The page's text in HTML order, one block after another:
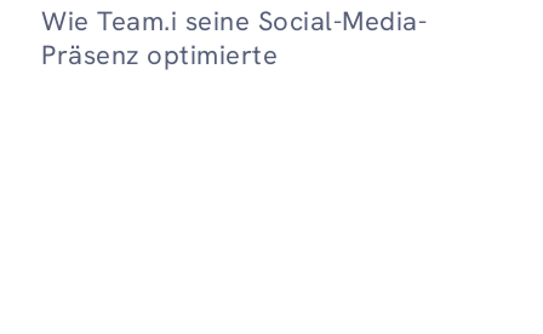
Wie Team.i seine Social-Media-
Präsenz optimierte